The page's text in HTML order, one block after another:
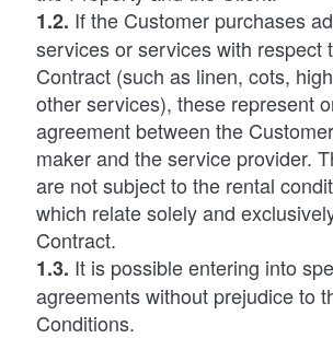
1.2. If the Customer purchases
services or services with respect
Contract (such as linen, cots,
other services), these represent
agreement between the
maker and the service provider.
are not subject to the rental
which relate solely and
Contract.
1.3. It is possible entering into
agreements without prejudice to
Conditions.